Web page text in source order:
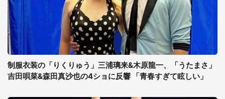
制服衣装の「りくりゅう」三浦璃来&木原龍一、「うたまさ」
吉田唄菜&森田真沙也の4ショに反響 「青春すぎて眩しい」